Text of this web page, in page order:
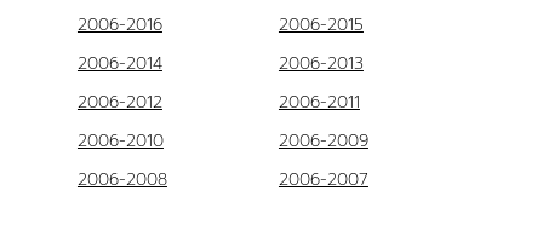
2006-2016
2006-2015
2006-2014
2006-2013
2006-2012
2006-2011
2006-2010
2006-2009
2006-2008
2006-2007